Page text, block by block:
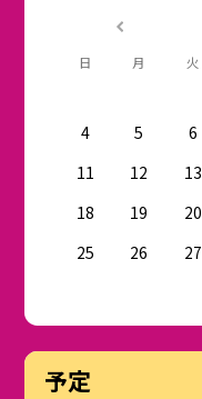
日 月 火
4
5 6
11
12 13
18
19 20
25
26 27
予定